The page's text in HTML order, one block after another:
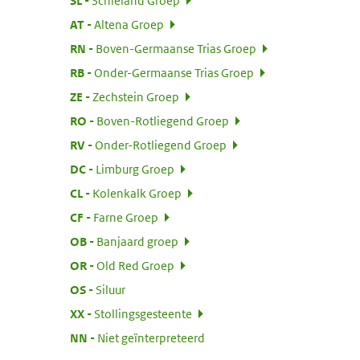
AT:
Altena Groep
RN
Boven-Germaanse Trias Groep
RB:
Onder-Germaanse Trias Groep
ZE
Zechstein Groep
RO
Boven-Rotliegend Groep
RV:
Onder-Rotliegend Groep
DC:
Limburg Groep
CL:
Kolenkalk Groep
CF
Farne Groep
OB:
Banjaard groep
OR:
Old Red Groep
OS:
Siluur
XX:
Stollingsgesteente
NN
Niet geïnterpreteerd